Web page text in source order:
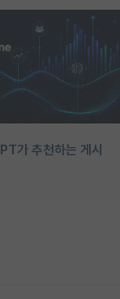
가 추천하는 게시